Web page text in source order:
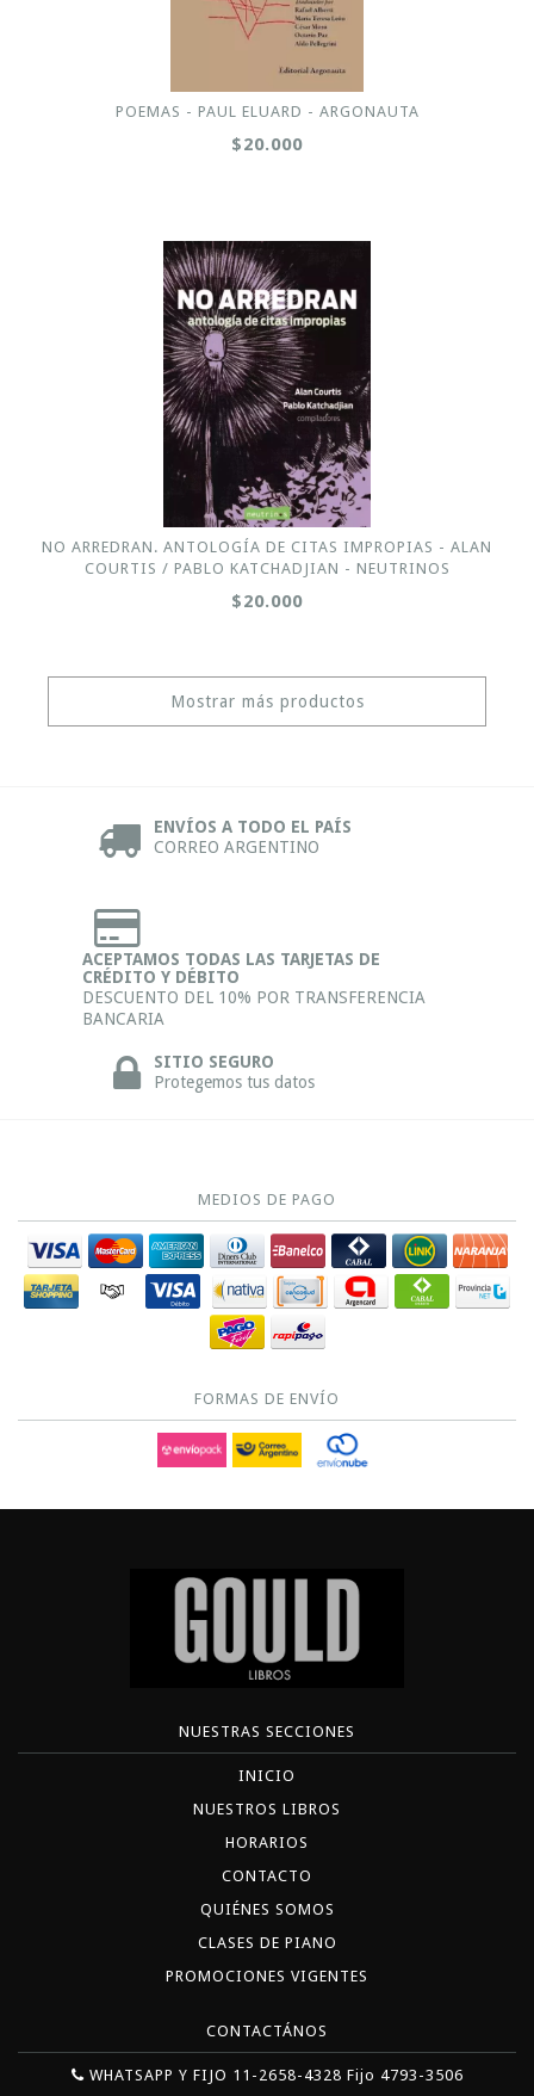
POEMAS - PAUL ELUARD - ARGONAUTA
$20.000
NO ARREDRAN. ANTOLOGÍA DE CITAS IMPROPIAS - ALAN
COURTIS / PABLO KATCHADJIAN - NEUTRINOS
$20.000
Mostrar más productos
ENVÍOS A TODO EL PAÍS
CORREO ARGENTINO
ACEPTAMOS TODAS LAS TARJETAS DE
CRÉDITO Y DÉBITO
DESCUENTO DEL 10% POR TRANSFERENCIA
BANCARIA
SITIO SEGURO
Protegemos tus datos
MEDIOS DE PAGO
FORMAS DE ENVÍO
NUESTRAS SECCIONES
INICIO
NUESTROS LIBROS
HORARIOS
CONTACTO
QUIÉNES SOMOS
CLASES DE PIANO
PROMOCIONES VIGENTES
CONTACTÁNOS
WHATSAPP Y FIJO 11-2658-4328 Fijo 4793-3506